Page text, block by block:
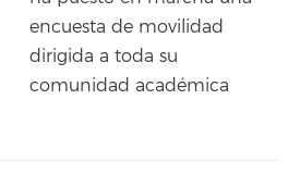
encuesta de movilidad
dirigida a toda su
comunidad académica